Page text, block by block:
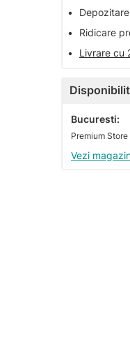
•
•
Ridicare
•
Livrare cu
Bucuresti:
Premium
Vezi